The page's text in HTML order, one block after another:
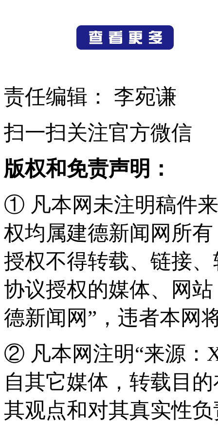
责任编辑： 李宛谦
扫一扫关注官方微信
版权和免责声明：
① 凡本网未注明稿件
权均属建德新闻网所
授权不得转载、链接
协议授权的媒体、网
德新闻网”，违者本网
② 凡本网注明“来源：
自其它媒体，转载目
其观点和对其真实性